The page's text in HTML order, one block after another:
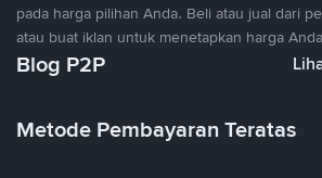
pada harga pilihan Anda. Beli atau jual dari
atau buat iklan untuk menetapkan harga
Blog P2P
Metode Pembayaran Teratas